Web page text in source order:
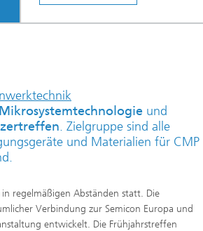
und
. Zielgruppe sind alle
und Materialien für CMP
regelmäßigen Abständen statt. Die
Verbindung zur Semicon Europa und
entwickelt. Die Frühjahrstreffen